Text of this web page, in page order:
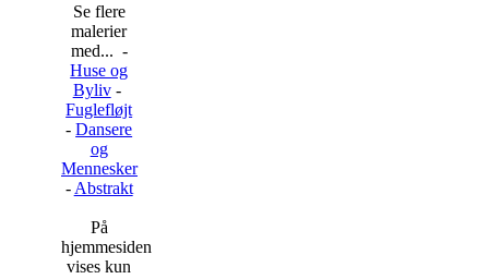
Se flere
malerier
med... -
Huse og
Byliv-
Fuglefløjt
-Dansere
og
Mennesker
- Abstrakt
På
hjemmesiden
vises kun